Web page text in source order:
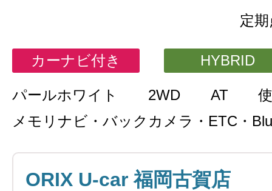
定
カーナビ付き HYBRID
パールホワイト 2WD AT
メモリナビ・バックカメラ・ETC・
ORIX U-car 福岡古賀店